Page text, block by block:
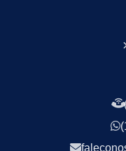
Empresa de
Empresa de
Empresa de
Empresa de
Empresas
Empresas de